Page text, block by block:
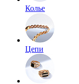
Колье
Цепи